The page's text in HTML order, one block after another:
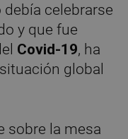
celebrarse
y que fue
Covid-19, ha
global
sobre la mesa